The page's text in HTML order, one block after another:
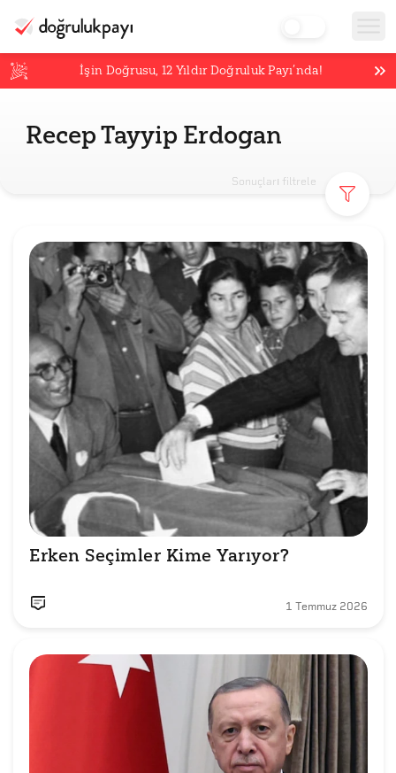
İşin Doğrusu,12 Yıldır Doğruluk Payı’nda!
Recep Tayyip Erdogan
Sonuçları filtrele
Erken Seçimler Kime Yarıyor?
1 Temmuz 2026